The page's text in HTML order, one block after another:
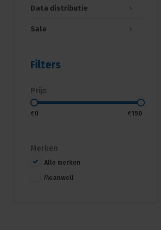
Data distributie
Sale
Filters
Prijs
€0 €150
Merken
Alle merken
Meanwell